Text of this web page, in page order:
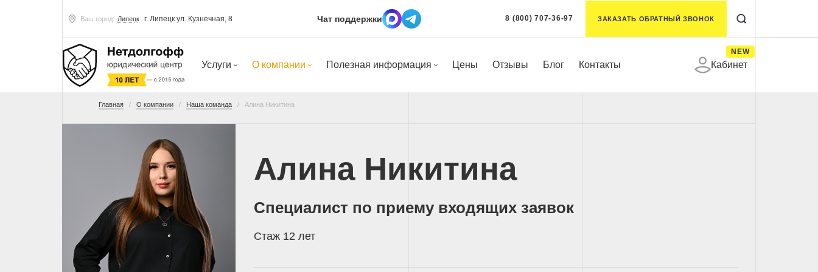
Ваш город: Липецк г. Липецк ул. Кузнечная, 8 Чат поддержки 8 (800) 707-36-97 ЗАКАЗАТЬ ОБРАТНЫЙ ЗВОНОК
Услуги О компании Полезная информация Цены Отзывы Блог Контакты Кабинет
NEW
Главная О компании Наша команда Алина Никитина
Алина Никитина
Специалист по приему входящих заявок
Стаж 12 лет